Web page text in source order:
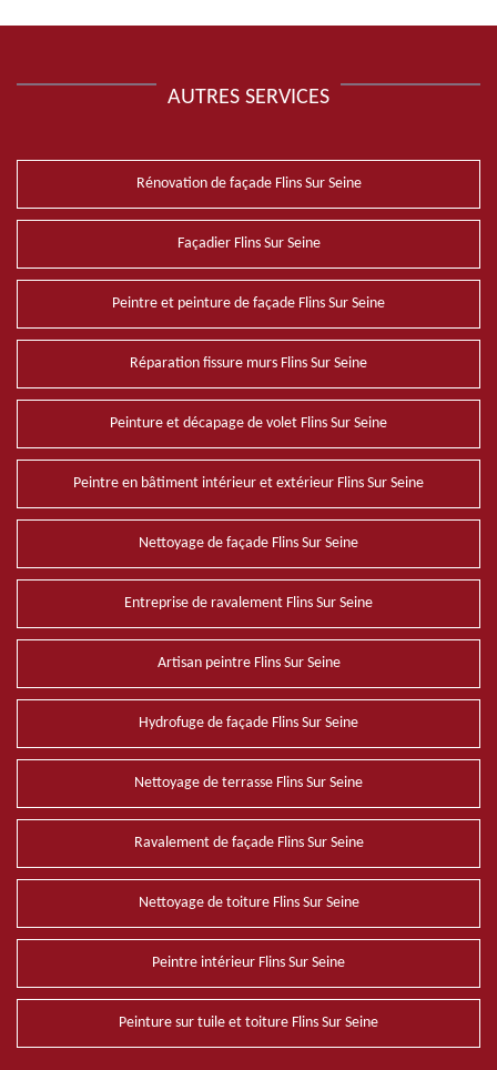
AUTRES SERVICES
Rénovation de façade Flins Sur Seine
Façadier Flins Sur Seine
Peintre et peinture de façade Flins Sur Seine
Réparation fissure murs Flins Sur Seine
Peinture et décapage de volet Flins Sur Seine
Peintre en bâtiment intérieur et extérieur Flins Sur Seine
Nettoyage de façade Flins Sur Seine
Entreprise de ravalement Flins Sur Seine
Artisan peintre Flins Sur Seine
Hydrofuge de façade Flins Sur Seine
Nettoyage de terrasse Flins Sur Seine
Ravalement de façade Flins Sur Seine
Nettoyage de toiture Flins Sur Seine
Peintre intérieur Flins Sur Seine
Peinture sur tuile et toiture Flins Sur Seine